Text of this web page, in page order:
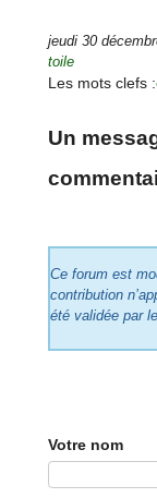
jeudi 30
toile
Les mots clefs :
Un
Ce forum est
contribution
été validée par
Votre nom